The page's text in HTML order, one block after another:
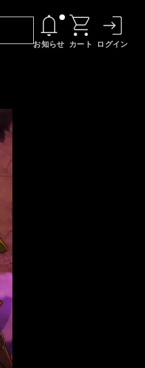
お知らせ
る？』第
しまして
加のお知
関しまし
一覧へ
カート ログイン